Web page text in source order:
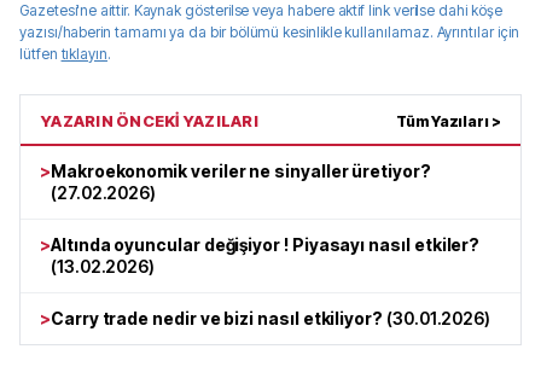
Gazetesi'ne aittir. Kaynak gösterilse veya habere aktif link verilse dahi köşe
yazısı/haberin tamamı ya da bir bölümü kesinlikle kullanılamaz. Ayrıntılar için
lütfen tıklayın.
YAZARIN ÖNCEKİ YAZILARI Tüm Yazıları >
>Makroekonomik veriler ne sinyaller üretiyor?
(27.02.2026)
>Altında oyuncular değişiyor ! Piyasayı nasıl etkiler?
(13.02.2026)
>Carry trade nedir ve bizi nasıl etkiliyor? (30.01.2026)